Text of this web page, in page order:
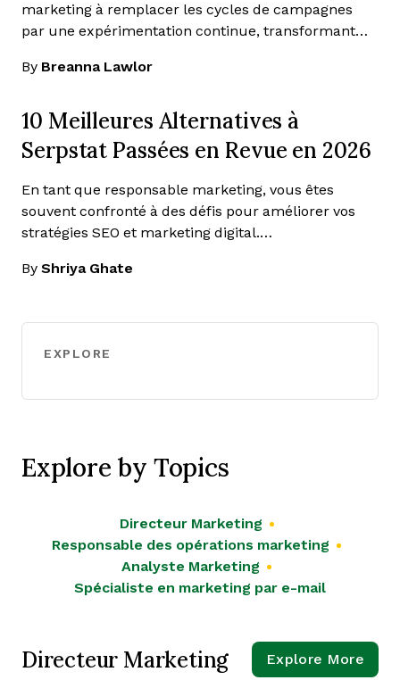
marketing à remplacer les cycles de campagnes
par une expérimentation continue, transformant…
By Breanna Lawlor
10 Meilleures Alternatives à
Serpstat Passées en Revue en 2026
En tant que responsable marketing, vous êtes
souvent confronté à des défis pour améliorer vos
stratégies SEO et marketing digital.…
By Shriya Ghate
EXPLORE
Explore by Topics
Directeur Marketing
Responsable des opérations marketing
Analyste Marketing
Spécialiste en marketing par e-mail
Directeur Marketing Explore More